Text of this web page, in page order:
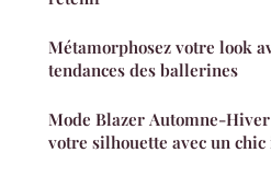
Métamorphosez votre look
tendances des ballerines
Mode Blazer Automne-
votre silhouette avec un